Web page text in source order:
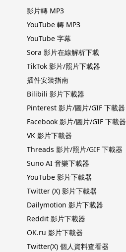
影片轉 MP3
YouTube 轉 MP3
YouTube 字幕
Sora 影片在線解析下載
TikTok 影片/照片下載器
插件安装指南
Bilibili 影片下載器
Pinterest 影片/圖片/GIF 下載器
Facebook 影片/圖片/GIF 下載器
VK 影片下載器
Threads 影片/照片/GIF 下載器
Suno AI 音樂下載器
YouTube 影片下載器
Twitter (X) 影片下載器
Dailymotion 影片下載器
Reddit 影片下載器
OK.ru 影片下載器
Twitter(X) 個人資料查看器